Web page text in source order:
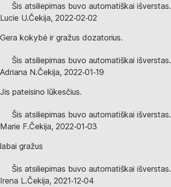
Šis atsiliepimas buvo automatiškai išverstas.
Lucie U.Čekija, 2022‑02‑02
Gera kokybė ir gražus dozatorius.
Šis atsiliepimas buvo automatiškai išverstas.
Adriana N.Čekija, 2022‑01‑19
Jis pateisino lūkesčius.
Šis atsiliepimas buvo automatiškai išverstas.
Marie F.Čekija, 2022‑01‑03
labai gražus
Šis atsiliepimas buvo automatiškai išverstas.
Irena L.Čekija, 2021‑12‑04